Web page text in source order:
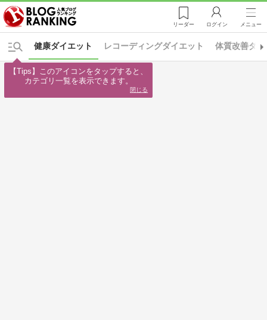
リーダー ログイン メニュー
レコーディングダイエット 体質改善ダ
健康ダイエット
【Tips】このアイコンをタップすると、
カテゴリ一覧を表示できます。
閉じる